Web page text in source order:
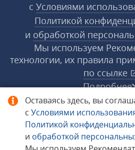
Оставаясь здесь, вы
с Условиями
Политикой
и обработкой
с Условиями
Политикой
и обработкой
Мы используем
технологии, их правила
по ссылке
Подробнее
© 1998−2026